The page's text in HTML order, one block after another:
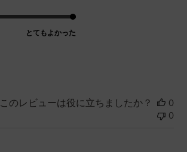
とてもよかった
このレビューは役に立ちましたか？
0
0